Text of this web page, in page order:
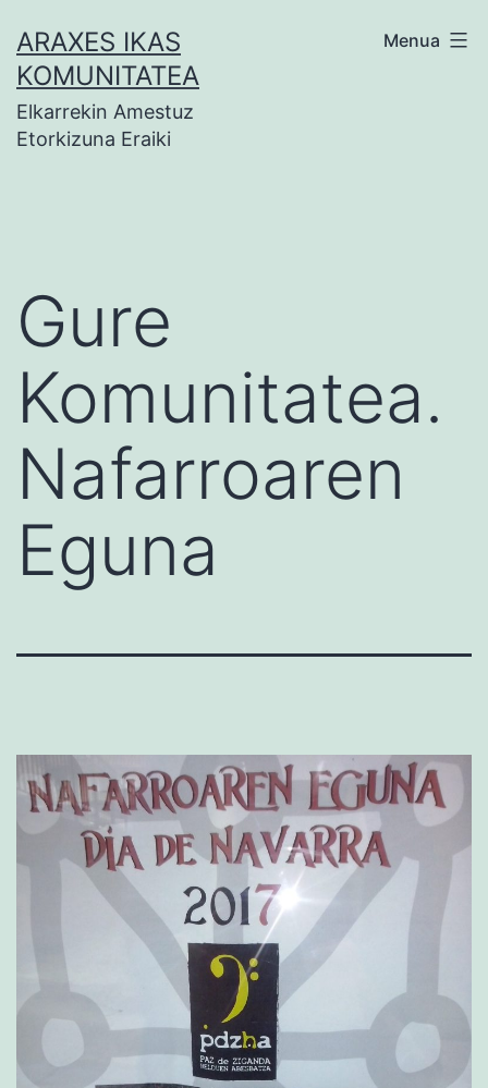
edukira
ARAXES IKAS
KOMUNITATEA
Elkarrekin Amestuz
Etorkizuna Eraiki
Menua
Gure
Komunitatea.
Nafarroaren
Eguna